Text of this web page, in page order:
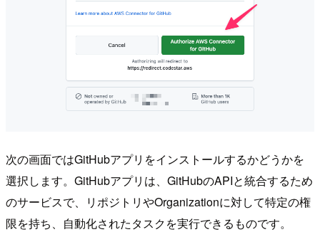
次の画面ではGitHubアプリをインストールするかどうかを
選択します。GitHubアプリは、GitHubのAPIと統合するため
のサービスで、リポジトリやOrganizationに対して特定の権
限を持ち、自動化されたタスクを実行できるものです。